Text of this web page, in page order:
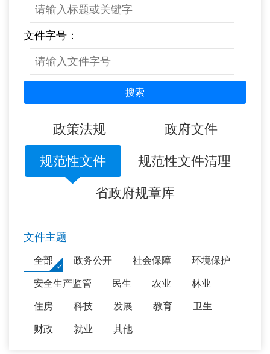
文件字号：
搜索
政策法规 政府文件
规范性文件 规范性文件清理
省政府规章库
文件主题
全部 政务公开 社会保障
环境保护
安全生产监管
民生 农业
林业
住房
科技 发展 教育
卫生
财政
就业 其他